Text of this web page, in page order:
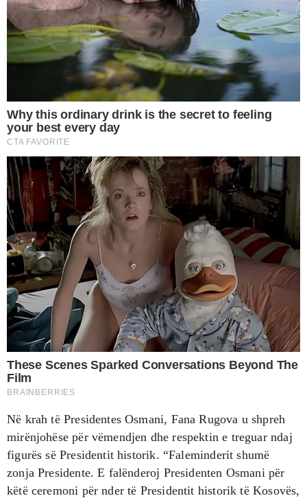
Në krah të Presidentes Osmani, Fana Rugova u shpreh
mirënjohëse për vëmendjen dhe respektin e treguar ndaj
figurës së Presidentit historik. “Faleminderit shumë
zonja Presidente. E falënderoj Presidenten Osmani për
këtë ceremoni për nder të Presidentit historik të Kosovës,